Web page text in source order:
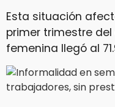
Esta situación
primer trimestre
femenina llegó al